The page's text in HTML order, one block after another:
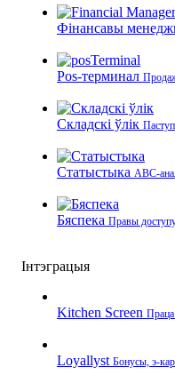
Фінансавы
Pos-терминал
Складскі ўлік
Статыстыка ABC-
Бяспека Правы
Інтэграцыя
Kitchen Screen Праца
Loyallyst Бонусы,